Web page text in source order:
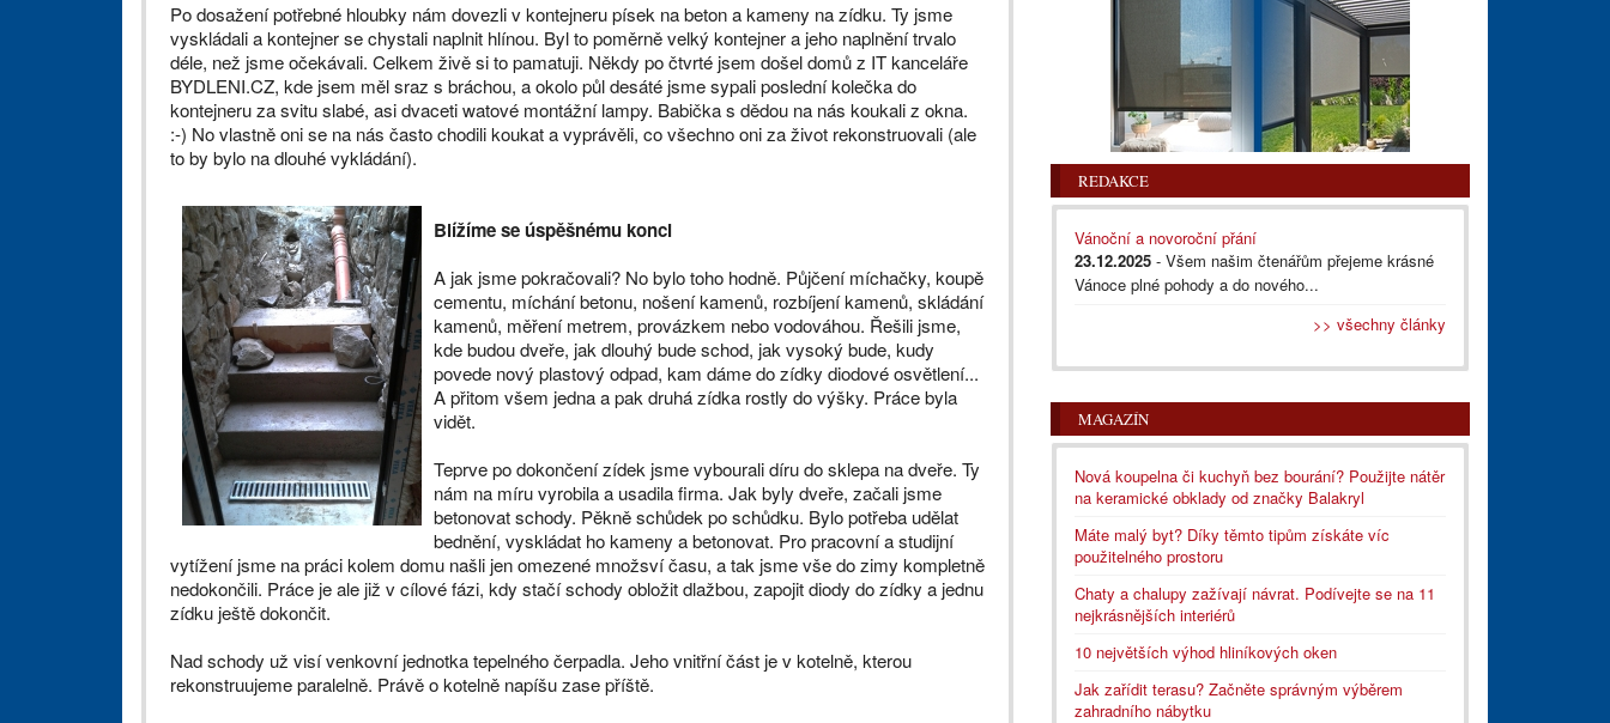
Po dosažení potřebné hloubky nám dovezli v kontejneru písek na beton a kameny na zídku. Ty jsme
vyskládali a kontejner se chystali naplnit hlínou. Byl to poměrně velký kontejner a jeho naplnění trvalo
déle, než jsme očekávali. Celkem živě si to pamatuji. Někdy po čtvrté jsem došel domů z IT kanceláře
BYDLENI.CZ, kde jsem měl sraz s bráchou, a okolo půl desáté jsme sypali poslední kolečka do
kontejneru za svitu slabé, asi dvaceti watové montážní lampy. Babička s dědou na nás koukali z okna.
:-) No vlastně oni se na nás často chodili koukat a vyprávěli, co všechno oni za život rekonstruovali (ale
to by bylo na dlouhé vykládání).
Blížíme se úspěšnému konci
A jak jsme pokračovali? No bylo toho hodně. Půjčení míchačky, koupě
cementu, míchání betonu, nošení kamenů, rozbíjení kamenů, skládání
kamenů, měření metrem, provázkem nebo vodováhou. Řešili jsme,
kde budou dveře, jak dlouhý bude schod, jak vysoký bude, kudy
povede nový plastový odpad, kam dáme do zídky diodové osvětlení...
A přitom všem jedna a pak druhá zídka rostly do výšky. Práce byla
vidět.
Teprve po dokončení zídek jsme vybourali díru do sklepa na dveře. Ty
nám na míru vyrobila a usadila firma. Jak byly dveře, začali jsme
betonovat schody. Pěkně schůdek po schůdku. Bylo potřeba udělat
bednění, vyskládat ho kameny a betonovat. Pro pracovní a studijní
vytížení jsme na práci kolem domu našli jen omezené množsví času, a tak jsme vše do zimy kompletně
nedokončili. Práce je ale již v cílové fázi, kdy stačí schody obložit dlažbou, zapojit diody do zídky a jednu
zídku ještě dokončit.
Nad schody už visí venkovní jednotka tepelného čerpadla. Jeho vnitřní část je v kotelně, kterou
rekonstruujeme paralelně. Právě o kotelně napíšu zase příště.
REDAKCE
Vánoční a novoroční přání
23.12.2025 - Všem našim čtenářům přejeme krásné
Vánoce plné pohody a do nového...
>> všechny články
MAGAZÍN
Nová koupelna či kuchyň bez bourání? Použijte nátěr
na keramické obklady od značky Balakryl
Máte malý byt? Díky těmto tipům získáte víc
použitelného prostoru
Chaty a chalupy zažívají návrat. Podívejte se na 11
nejkrásnějších interiérů
10 největších výhod hliníkových oken
Jak zařídit terasu? Začněte správným výběrem
zahradního nábytku